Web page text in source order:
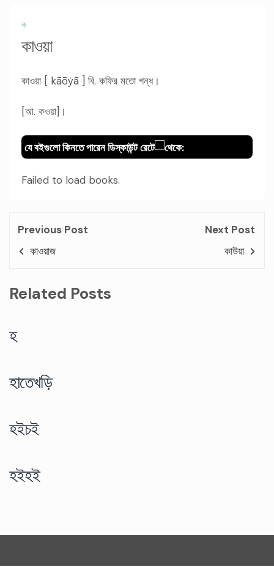
ক
কাওয়া
কাওয়া [ kāōẏā ] বি. কফির মতো গন্ধ।
[আ. কওয়া]।
যে বইগুলো কিনতে পারেন ডিস্কাউন্ট রেটে থেকে:
Failed to load books.
Previous Post
কাওয়াজ
Next Post
কাউয়া
Related Posts
হ
হাতেখড়ি
হইচই
হইহই